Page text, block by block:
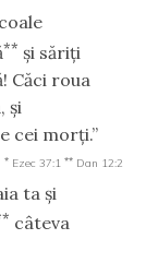
** şi săriţi
Căci roua
şi
cei morţi.”
* Ezec 37:1 ** Dan 12:2
ta şi
câteva